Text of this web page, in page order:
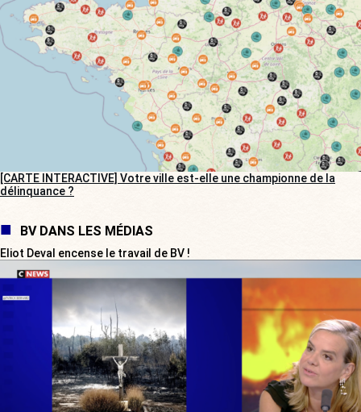
[CARTE INTERACTIVE] Votre ville est-elle une championne de la
délinquance ?
BV DANS LES MÉDIAS
Eliot Deval encense le travail de BV !